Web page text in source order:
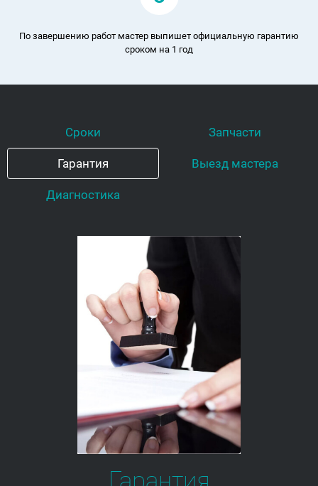
По завершению работ мастер выпишет официальную гарантию
сроком на 1 год
Сроки Запчасти
Гарантия Выезд мастера
Диагностика